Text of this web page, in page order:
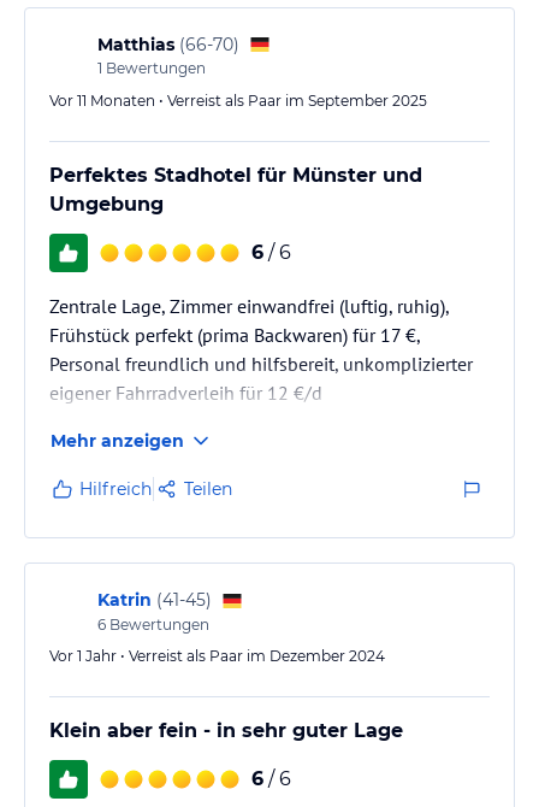
Matthias (66-70)
1 Bewertungen
Vor 11 Monaten • Verreist als Paar im September 2025
Perfektes Stadhotel für Münster und
Umgebung
6 / 6
Zentrale Lage, Zimmer einwandfrei (luftig, ruhig),
Frühstück perfekt (prima Backwaren) für 17 €,
Personal freundlich und hilfsbereit, unkomplizierter
eigener Fahrradverleih für 12 €/d
Mehr anzeigen
Hilfreich Teilen
Katrin (41-45)
6 Bewertungen
Vor 1 Jahr • Verreist als Paar im Dezember 2024
Klein aber fein - in sehr guter Lage
6 / 6